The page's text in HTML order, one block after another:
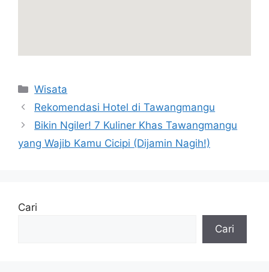
Kategori
Wisata
Rekomendasi Hotel di Tawangmangu
Bikin Ngiler! 7 Kuliner Khas Tawangmangu
yang Wajib Kamu Cicipi (Dijamin Nagih!)
Cari
Cari